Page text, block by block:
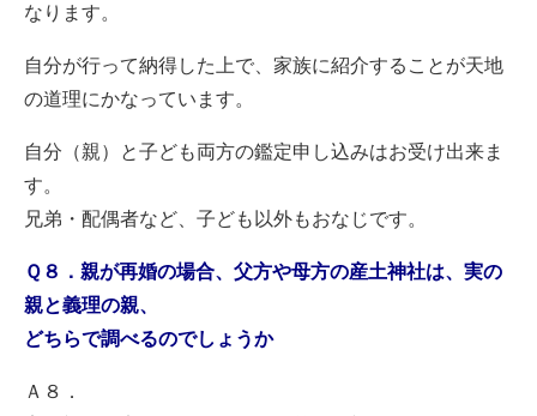
なります。
自分が行って納得した上で、家族に紹介することが天地
の道理にかなっています。
自分（親）と子ども両方の鑑定申し込みはお受け出来ま
す。
兄弟・配偶者など、子ども以外もおなじです。
Ｑ８．親が再婚の場合、父方や母方の産土神社は、実の
親と義理の親、
どちらで調べるのでしょうか
Ａ８．